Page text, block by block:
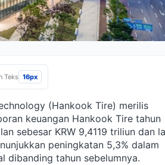
Teks 16px
(Hankook Tire) merilis
keuangan Hankook Tire tahun
sebesar KRW 9,4119 triliun dan
peningkatan 5,3% dalam
dibanding tahun sebelumnya.